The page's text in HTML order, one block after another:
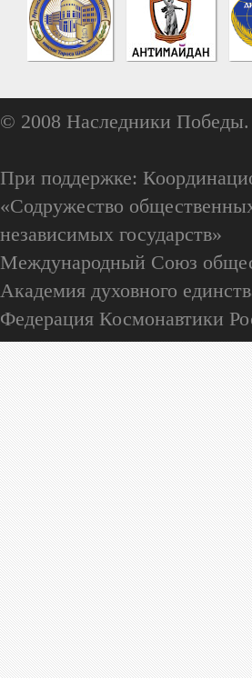
© 2008 Наследники
При поддержке:
«Содружество
независимых государств»
Международный Союз
Академия духовного
Федерация Космонавтики